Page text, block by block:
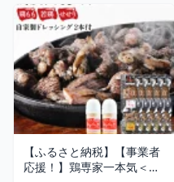
【ふるさと納税】【事業者
応援！】鶏専家一本気＜こ